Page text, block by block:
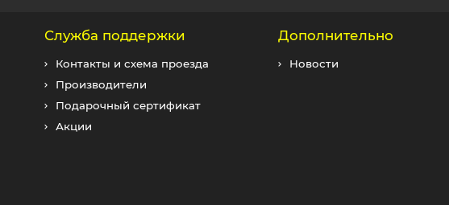
Служба поддержки
Контакты и схема проезда
Производители
Подарочный сертификат
Акции
Дополнительно
Новости